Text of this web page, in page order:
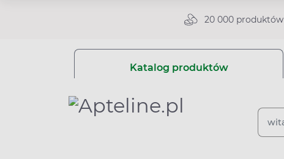
20 000 produktów
Katalog produktów